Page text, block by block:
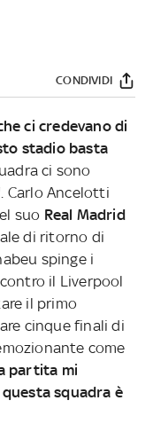
CONDIVIDI
ci credevano di
stadio basta
ci sono
Carlo Ancelotti
suo Real Madrid
di ritorno di
spinge i
il Liverpool
il primo
cinque finali di
come
partita mi
squadra è